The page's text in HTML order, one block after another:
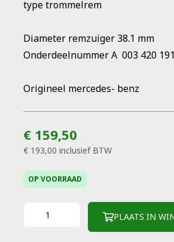
type trommelrem
Diameter remzuiger 38.1 mm
Onderdeelnummer A 003 420
Origineel mercedes- benz
€ 159,50
€ 193,00 inclusief BTW
OP VOORRAAD
PLAATS IN